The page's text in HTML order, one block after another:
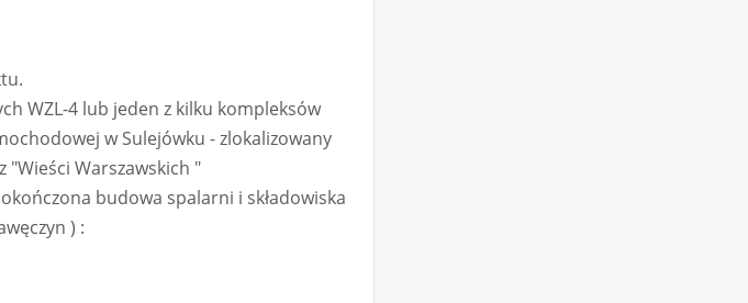
WZL-4 lub jeden z kilku kompleksów
w Sulejówku - zlokalizowany
Warszawskich "
budowa spalarni i składowiska
) :